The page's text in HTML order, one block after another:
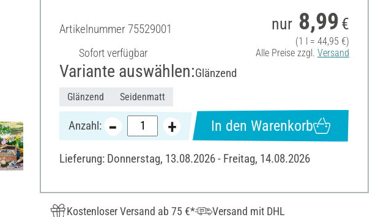
Artikelnummer75529001
Sofort verfügbar
nur 8,99 €
(1 l = 44,95 €)
Alle Preise zzgl. Versand
Variante auswählen:Glänzend
Glänzend Seidenmatt
Anzahl: In den Warenkorb
Lieferung: Donnerstag, 13.08.2026 - Freitag, 14.08.2026
Kostenloser Versand ab 75 €*
Versand mit DHL